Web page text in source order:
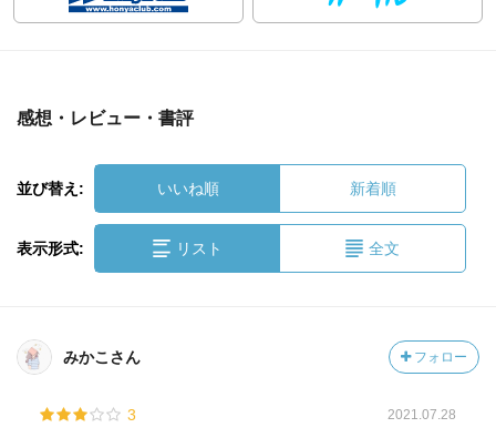
感想・レビュー・書評
並び替え: いいね順 新着順
表示形式: リスト 全文
みかこさん フォロー
3 2021.07.28